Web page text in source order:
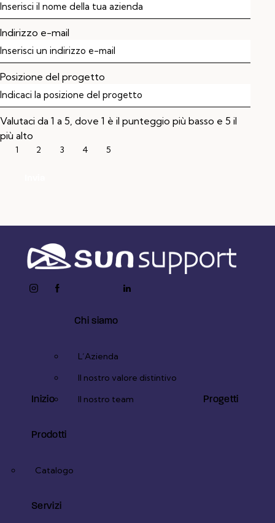
Indirizzo e-mail
Posizione del progetto
Valutaci da 1 a 5, dove 1 è il punteggio più basso e 5 il
più alto
1 2 3 4 5
instagramfacebook- youtube2
linkedin
Inizio
Chi siamo
L’Azienda
Il nostro valore distintivo
Il nostro team
Progetti
Prodotti
Catalogo
Servizi